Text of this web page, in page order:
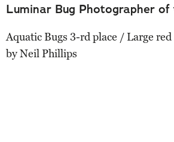
Luminar Bug Photographer of
Aquatic Bugs 3-rd place / Large
by Neil Phillips